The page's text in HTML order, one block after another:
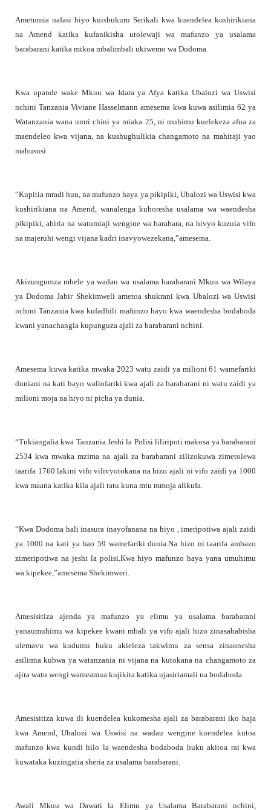
Ametumia nafasi hiyo kuishukuru Serikali kwa kuendelea kushirikiana
na Amend katika kufanikisha utolewaji wa mafunzo ya usalama
barabarani katika mikoa mbalimbali ukiwemo wa Dodoma.
Kwa upande wake Mkuu wa Idara ya Afya katika Ubalozi wa Uswisi
nchini Tanzania Viviane Hasselmann amesema kwa kuwa asilimia 62 ya
Watanzania wana umri chini ya miaka 25, ni muhimu kuelekeza afua za
maendeleo kwa vijana, na kushughulikia changamoto na mahitaji yao
mahususi.
“Kupitia mradi huu, na mafunzo haya ya pikipiki, Ubalozi wa Uswisi kwa
kushirikiana na Amend, wanalenga kuboresha usalama wa waendesha
pikipiki, abiria na watumiaji wengine wa barabara, na hivyo kuzuia vifo
na majeruhi wengi vijana kadri inavyowezekana,”amesema.
Akizungumza mbele ya wadau wa usalama barabarani Mkuu wa Wilaya
ya Dodoma Jabir Shekimweli ametoa shukrani kwa Ubalozi wa Uswisi
nchini Tanzania kwa kufadhili mafunzo hayo kwa waendesha bodaboda
kwani yanachangia kupunguza ajali za barabarani nchini.
Amesema kuwa katika mwaka 2023 watu zaidi ya milioni 61 wamefariki
duniani na kati hayo waliofariki kwa ajali za barabarani ni watu zaidi ya
milioni moja na hiyo ni picha ya dunia.
“Tukiangalia kwa Tanzania Jeshi la Polisi liliripoti makosa ya barabarani
2534 kwa mwaka mzima na ajali za barabarani zilizokuwa zimetolewa
taarifa 1760 lakini vifo vilivyotokana na hizo ajali ni vifo zaidi ya 1000
kwa maana katika kila ajali tatu kuna mtu mmoja alikufa.
“Kwa Dodoma hali inasura inayofanana na hiyo , imeripotiwa ajali zaidi
ya 1000 na kati ya hao 59 wamefariki dunia.Na hizo ni taarifa ambazo
zimeripotiwa na jeshi la polisi.Kwa hiyo mafunzo haya yana umuhimu
wa kipekee,”amesema Shekimweri.
Amesisitiza ajenda ya mafunzo ya elimu ya usalama barabarani
yanaumuhimu wa kipekee kwani mbali ya vifo ajali hizo zinasababisha
ulemavu wa kudumu huku akieleza takwimu za sensa zinaonesha
asilimia kubwa ya watanzania ni vijana na kutokana na changamoto za
ajira watu wengi wameamua kujikita katika ujasiriamali na bodaboda.
Amesisitiza kuwa ili kuendelea kukomesha ajali za barabarani iko haja
kwa Amend, Ubalozi wa Uswisi na wadau wengine kuendelea kutoa
mafunzo kwa kundi hilo la waendesha bodaboda huku akitoa rai kwa
kuwataka kuzingatia sheria za usalama barabarani.
Awali Mkuu wa Dawati la Elimu ya Usalama Barabarani nchini,